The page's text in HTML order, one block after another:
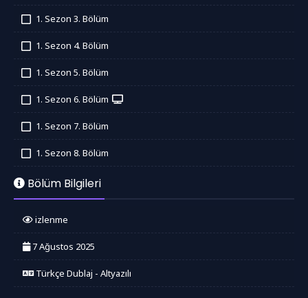
1. Sezon 3. Bölüm
1. Sezon 4. Bölüm
1. Sezon 5. Bölüm
1. Sezon 6. Bölüm
1. Sezon 7. Bölüm
1. Sezon 8. Bölüm
Bölüm Bilgileri
izlenme
7 Ağustos 2025
Türkçe Dublaj - Altyazılı